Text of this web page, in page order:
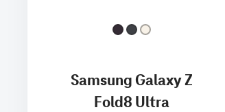
Samsung Galaxy Z
Fold8 Ultra